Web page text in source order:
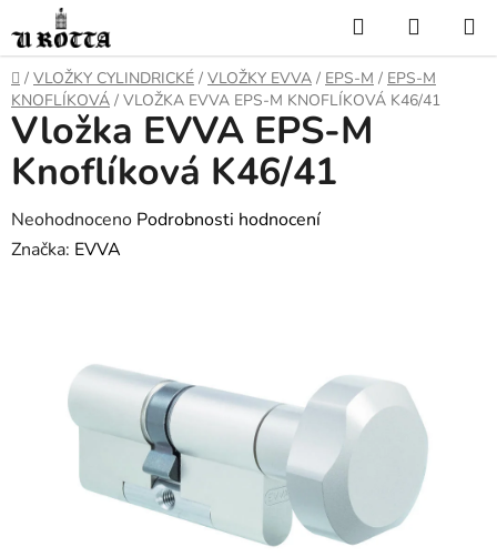
na
obsah
Hledat
KOŠÍK
DOMŮ
/ VLOŽKY CYLINDRICKÉ / VLOŽKY EVVA / EPS-M / EPS-M
KNOFLÍKOVÁ / VLOŽKA EVVA EPS-M KNOFLÍKOVÁ K46/41
Vložka EVVA EPS-M
Knoflíková K46/41
Průměrné
hodnocení
hvězdiček.
Neohodnoceno Podrobnosti hodnocení
Značka: EVVA